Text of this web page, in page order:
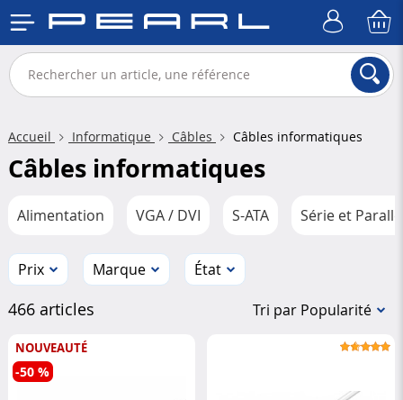
Accueil Informatique Câbles Câbles informatiques
Câbles informatiques
Alimentation VGA / DVI S-ATA Série et
Prix Marque État
466 articles Tri par Popularité
NOUVEAUTÉ
-50 %